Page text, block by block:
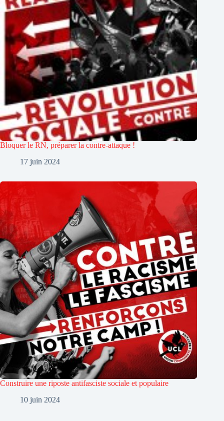
Bloquer le RN, préparer la contre-attaque !
17 juin 2024
Construire une riposte antifasciste sociale et populaire
10 juin 2024